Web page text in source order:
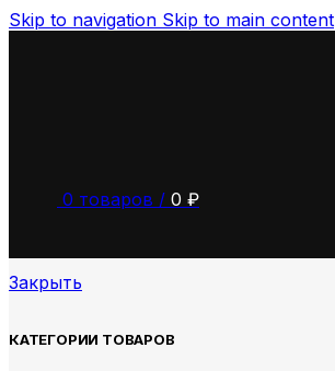
Skip to navigation Skip to main content
0 товаров / 0 ₽
Закрыть
КАТЕГОРИИ ТОВАРОВ